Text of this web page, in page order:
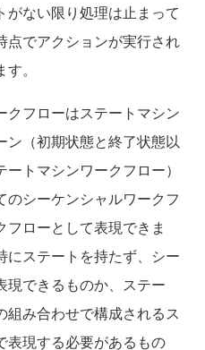
がない限り処理は止まって
点でアクションが実行され
。
フローはステートマシン
ン（初期状態と終了状態以
トマシンワークフロー）
のシーケンシャルワークフ
フローとして表現できま
にステートを持たず、シー
現できるものか、ステー
組み合わせで構成されるス
表現する必要があるもの